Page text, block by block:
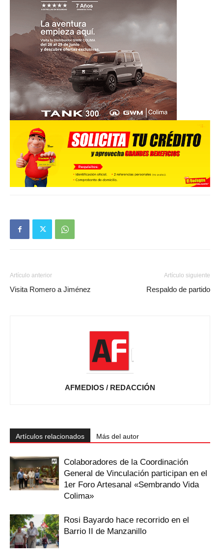
Artículo anterior
Visita Romero a Jiménez
Artículo siguiente
Respaldo de partido
AFMEDIOS / REDACCIÓN
Artículos relacionados Más del autor
Colaboradores de la Coordinación
General de Vinculación participan en el
1er Foro Artesanal «Sembrando Vida
Colima»
Rosi Bayardo hace recorrido en el
Barrio II de Manzanillo